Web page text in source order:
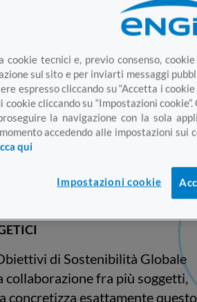
Golinelli
ACEGASAPSAMGA SERVIZI
di Sostenibilità Globale
fra più soggetti,
concretizza esattamente questo
cookie tecnici e, previo consenso,
sul sito e per inviarti messaggi
espresso cliccando su “Accetta i
cliccando su “Impostazioni
la navigazione con la sola
accedendo alle impostazioni sui
qui
Impostazioni cookie